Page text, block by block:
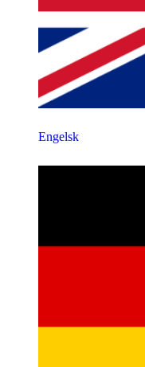
Engelsk